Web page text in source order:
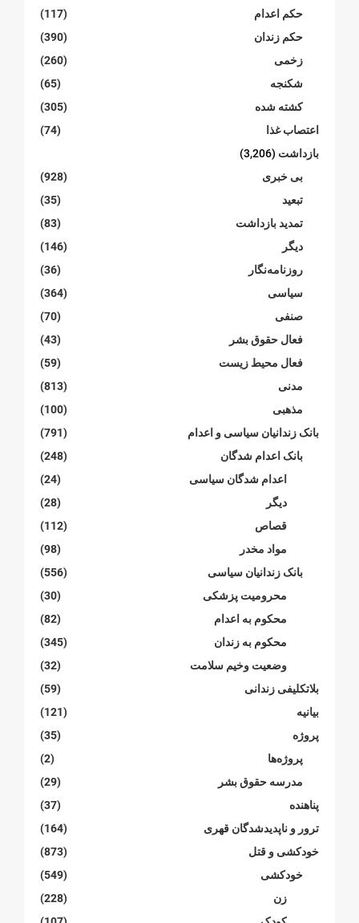
حکم اعدام
(117)
حکم زندان
(390)
زخمی
(260)
شکنجە
(65)
کشته شده
(305)
اعتصاب غذا
(74)
بازداشت (3,206)
بی خبری
(928)
تبعید
(35)
تمدید بازداشت
(83)
دیگر
(146)
روزنامەنگار
(36)
سیاسی
(364)
صنفی
(70)
فعال حقوق بشر
(43)
فعال محیط زیست
(59)
مدنی
(813)
مذهبی
(100)
بانک زندانیان سیاسی و اعدام
(791)
بانک اعدام شدگان
(248)
اعدام شدگان سیاسی
(24)
دیگر
(28)
قصاص
(112)
مواد مخدر
(98)
بانک زندانیان سیاسی
(556)
محرومیت پزشکی
(30)
محکوم بە اعدام
(82)
محکوم بە زندان
(345)
وضعیت وخیم سلامت
(32)
بلاتکلیفی زندانی
(59)
بیانیە
(121)
پروژە
(35)
پروژەها
(2)
مدرسە حقوق بشر
(29)
پناهنده
(37)
ترور و ناپدیدشدگان قهری
(164)
خودکشی و قتل
(873)
خودکشی
(549)
زن
(228)